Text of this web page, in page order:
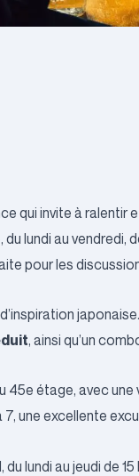
qui invite à ralentir
lundi au vendredi,
pour les
japonaise.
, ainsi qu’un
étage, avec une
7, une excellente
lundi au jeudi de 15